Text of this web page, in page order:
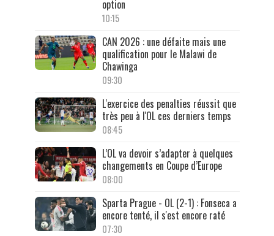
option
10:15
CAN 2026 : une défaite mais une
qualification pour le Malawi de
Chawinga
09:30
L'exercice des penalties réussit que
très peu à l'OL ces derniers temps
08:45
L’OL va devoir s’adapter à quelques
changements en Coupe d’Europe
08:00
Sparta Prague - OL (2-1) : Fonseca a
encore tenté, il s'est encore raté
07:30